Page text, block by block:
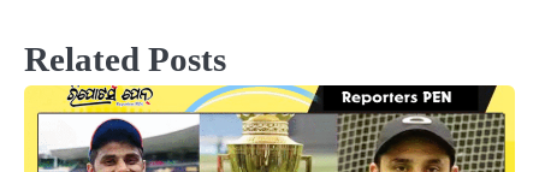
Related Posts